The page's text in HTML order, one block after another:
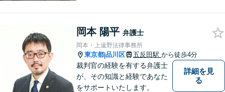
す。ぜひお気軽にご相談くだ
さい！【当日相談可】
岡本 陽平 弁護士
岡本・上遠野法律事務所
東京都|品川区 五反田駅 から徒歩4分
裁判官の経験を有する弁護士
が、その知識と経験であなた
をサポートいたします。
詳細を見
る